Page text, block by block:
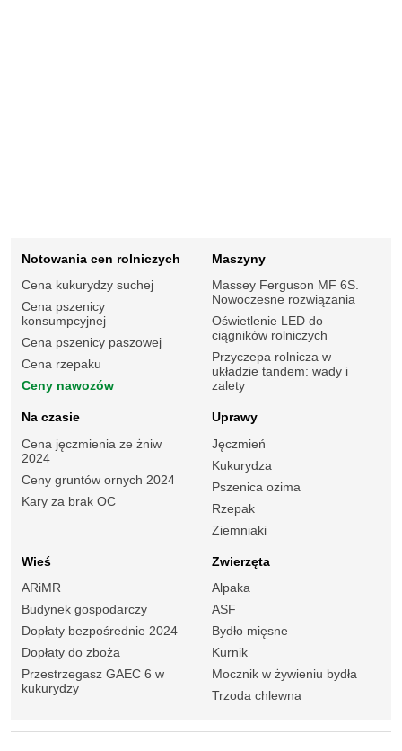
Notowania cen rolniczych
Cena kukurydzy suchej
Cena pszenicy
konsumpcyjnej
Cena pszenicy paszowej
Cena rzepaku
Ceny nawozów
Maszyny
Massey Ferguson MF 6S.
Nowoczesne rozwiązania
Oświetlenie LED do
ciągników rolniczych
Przyczepa rolnicza w
układzie tandem: wady i
zalety
Na czasie
Cena jęczmienia ze żniw
2024
Ceny gruntów ornych 2024
Kary za brak OC
Uprawy
Jęczmień
Kukurydza
Pszenica ozima
Rzepak
Ziemniaki
Wieś
ARiMR
Budynek gospodarczy
Dopłaty bezpośrednie 2024
Dopłaty do zboża
Przestrzegasz GAEC 6 w
kukurydzy
Zwierzęta
Alpaka
ASF
Bydło mięsne
Kurnik
Mocznik w żywieniu bydła
Trzoda chlewna